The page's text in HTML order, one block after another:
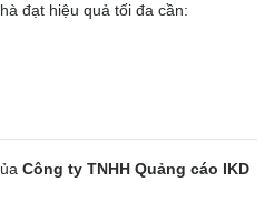
đạt hiệu quả tối đa cần:
Công ty TNHH Quảng cáo IKD